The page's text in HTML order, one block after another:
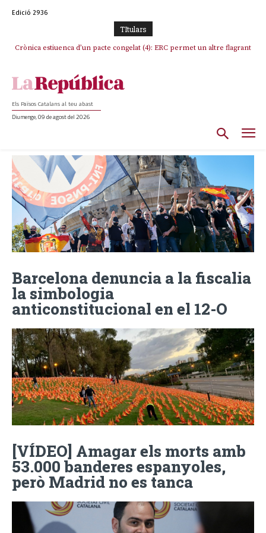
Edició 2936
TItulars
Crònica estiuenca d’un pacte congelat (4): ERC permet un altre flagrant
Rufián boicoteja l’estratègia d’acostament a Junts d’Oriol Junqueras
Els Països Catalans al teu abast
Diumenge, 09 de agost del 2026
Barcelona denuncia a la fiscalia
la simbologia
anticonstitucional en el 12-O
[VÍDEO] Amagar els morts amb
53.000 banderes espanyoles,
però Madrid no es tanca